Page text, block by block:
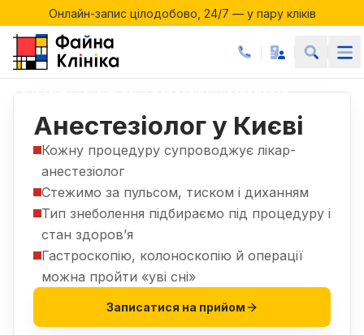
Онлайн-запис цілодобово, 24/7 — у пару кліків
Онлайн-запис цілодобово, 24/7 — у пару кліків
Послуги|Консультації дорослим|Анестезіолог
Анестезіолог у Києві
Кожну процедуру супроводжує лікар-
анестезіолог
Стежимо за пульсом, тиском і диханням
Тип знеболення підбираємо під процедуру і
стан здоров’я
Гастроскопію, колоноскопію й операції
можна пройти «уві сні»
Записатися на прийом